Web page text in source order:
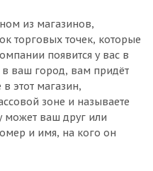
из магазинов,
торговых точек, которые
появится у вас в
в ваш город, вам придёт
этот магазин,
зоне и называете
может ваш друг или
и имя, на кого он